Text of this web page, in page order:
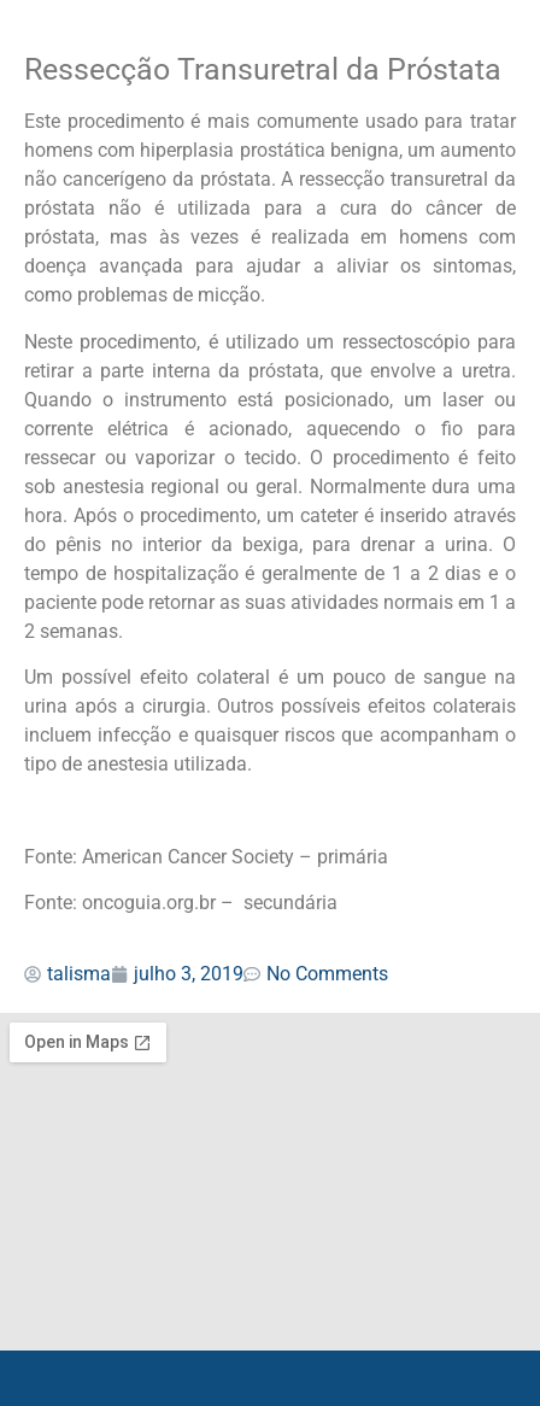
Ressecção Transuretral da Próstata
Este procedimento é mais comumente usado para tratar
homens com hiperplasia prostática benigna, um aumento
não cancerígeno da próstata. A ressecção transuretral da
próstata não é utilizada para a cura do câncer de
próstata, mas às vezes é realizada em homens com
doença avançada para ajudar a aliviar os sintomas,
como problemas de micção.
Neste procedimento, é utilizado um ressectoscópio para
retirar a parte interna da próstata, que envolve a uretra.
Quando o instrumento está posicionado, um laser ou
corrente elétrica é acionado, aquecendo o fio para
ressecar ou vaporizar o tecido. O procedimento é feito
sob anestesia regional ou geral. Normalmente dura uma
hora. Após o procedimento, um cateter é inserido através
do pênis no interior da bexiga, para drenar a urina. O
tempo de hospitalização é geralmente de 1 a 2 dias e o
paciente pode retornar as suas atividades normais em 1 a
2 semanas.
Um possível efeito colateral é um pouco de sangue na
urina após a cirurgia. Outros possíveis efeitos colaterais
incluem infecção e quaisquer riscos que acompanham o
tipo de anestesia utilizada.
Fonte: American Cancer Society – primária
Fonte: oncoguia.org.br – secundária
talisma julho 3, 2019 No Comments